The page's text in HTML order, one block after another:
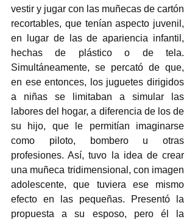
vestir y jugar con las muñecas de cartón
recortables, que tenían aspecto juvenil,
en lugar de las de apariencia infantil,
hechas de plástico o de tela.
Simultáneamente, se percató de que,
en ese entonces, los juguetes dirigidos
a niñas se limitaban a simular las
labores del hogar, a diferencia de los de
su hijo, que le permitían imaginarse
como piloto, bombero u otras
profesiones. Así, tuvo la idea de crear
una muñeca tridimensional, con imagen
adolescente, que tuviera ese mismo
efecto en las pequeñas. Presentó la
propuesta a su esposo, pero él la